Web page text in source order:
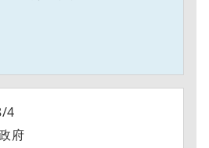
4
府